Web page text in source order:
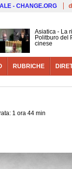
- CHANGE.ORG
Asiatica - La
Politburo del
cinese
RUBRICHE
1 ora 44 min